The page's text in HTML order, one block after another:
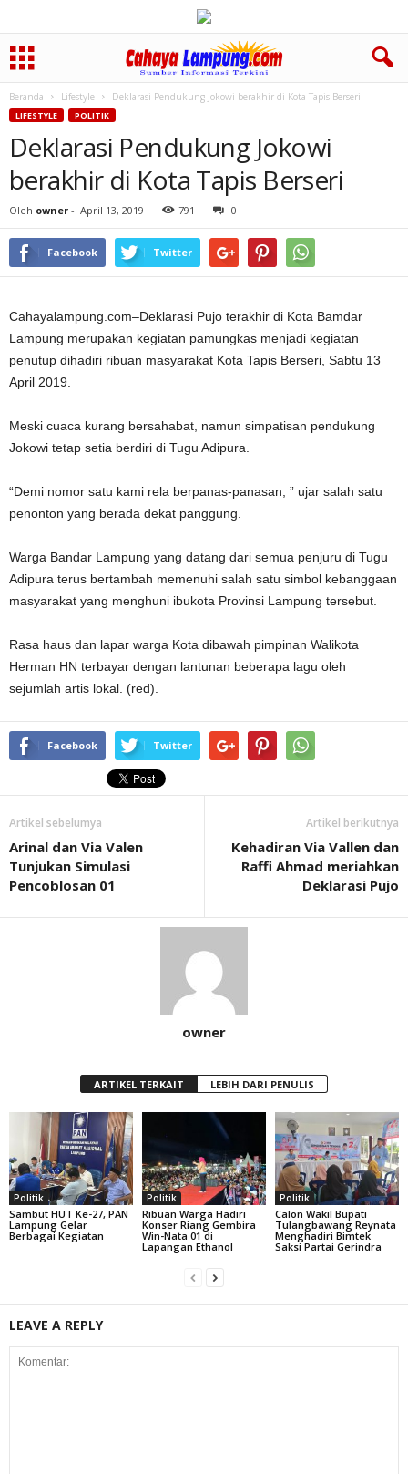
Beranda Lifestyle Deklarasi Pendukung Jokowi berakhir di Kota Tapis Berseri
LIFESTYLE POLITIK
Deklarasi Pendukung Jokowi
berakhir di Kota Tapis Berseri
Oleh owner - April 13, 2019 791 0
Facebook Twitter
Cahayalampung.com–Deklarasi Pujo terakhir di Kota Bamdar
Lampung merupakan kegiatan pamungkas menjadi kegiatan
penutup dihadiri ribuan masyarakat Kota Tapis Berseri, Sabtu 13
April 2019.
Meski cuaca kurang bersahabat, namun simpatisan pendukung
Jokowi tetap setia berdiri di Tugu Adipura.
“Demi nomor satu kami rela berpanas-panasan, ” ujar salah satu
penonton yang berada dekat panggung.
Warga Bandar Lampung yang datang dari semua penjuru di Tugu
Adipura terus bertambah memenuhi salah satu simbol kebanggaan
masyarakat yang menghuni ibukota Provinsi Lampung tersebut.
Rasa haus dan lapar warga Kota dibawah pimpinan Walikota
Herman HN terbayar dengan lantunan beberapa lagu oleh
sejumlah artis lokal. (red).
Facebook Twitter
Artikel sebelumya
Arinal dan Via Valen
Tunjukan Simulasi
Pencoblosan 01
Artikel berikutnya
Kehadiran Via Vallen dan
Raffi Ahmad meriahkan
Deklarasi Pujo
owner
ARTIKEL TERKAIT LEBIH DARI PENULIS
Politik
Sambut HUT Ke-27, PAN
Lampung Gelar
Berbagai Kegiatan
Politik
Ribuan Warga Hadiri
Konser Riang Gembira
Win-Nata 01 di
Lapangan Ethanol
Politik
Calon Wakil Bupati
Tulangbawang Reynata
Menghadiri Bimtek
Saksi Partai Gerindra
LEAVE A REPLY